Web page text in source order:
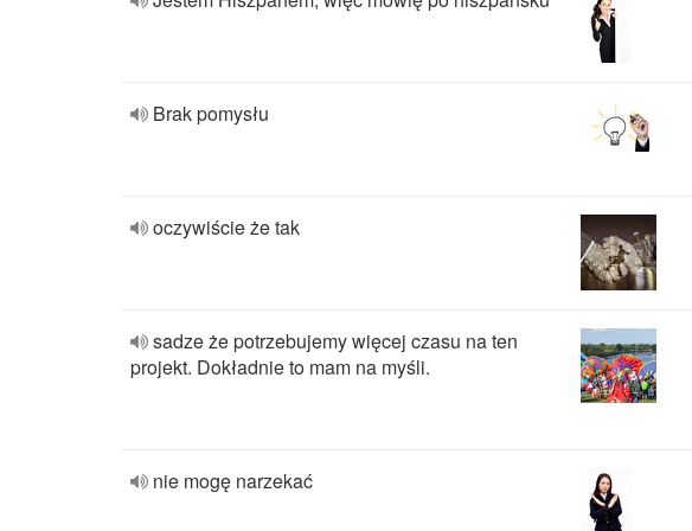
Brak pomysłu
oczywiście że tak
sadze że potrzebujemy więcej czasu na ten
projekt. Dokładnie to mam na myśli.
nie mogę narzekać